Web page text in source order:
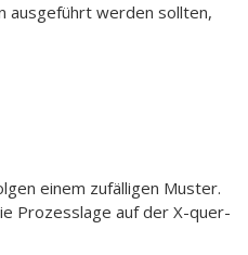
ausgeführt werden sollten,
einem zufälligen Muster.
Prozesslage auf der X-quer-